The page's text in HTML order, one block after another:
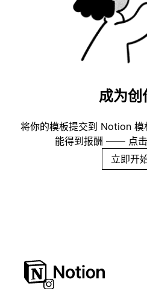
成为创
将你的模板提交到 Notion 模
能得到报酬 —— 点击
立即开